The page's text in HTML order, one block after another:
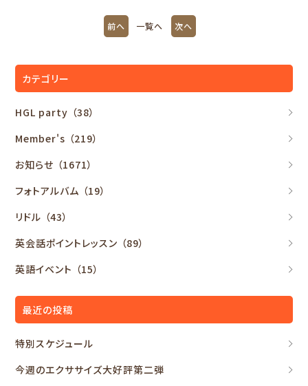
前へ 一覧へ 次へ
カテゴリー
HGL party （38）
Member's （219）
お知らせ （1671）
フォトアルバム （19）
リドル （43）
英会話ポイントレッスン （89）
英語イベント （15）
最近の投稿
特別スケジュール
今週のエクササイズ大好評第二弾